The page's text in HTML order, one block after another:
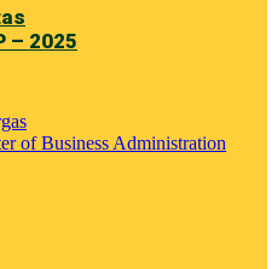
– 2025
of Business Administration